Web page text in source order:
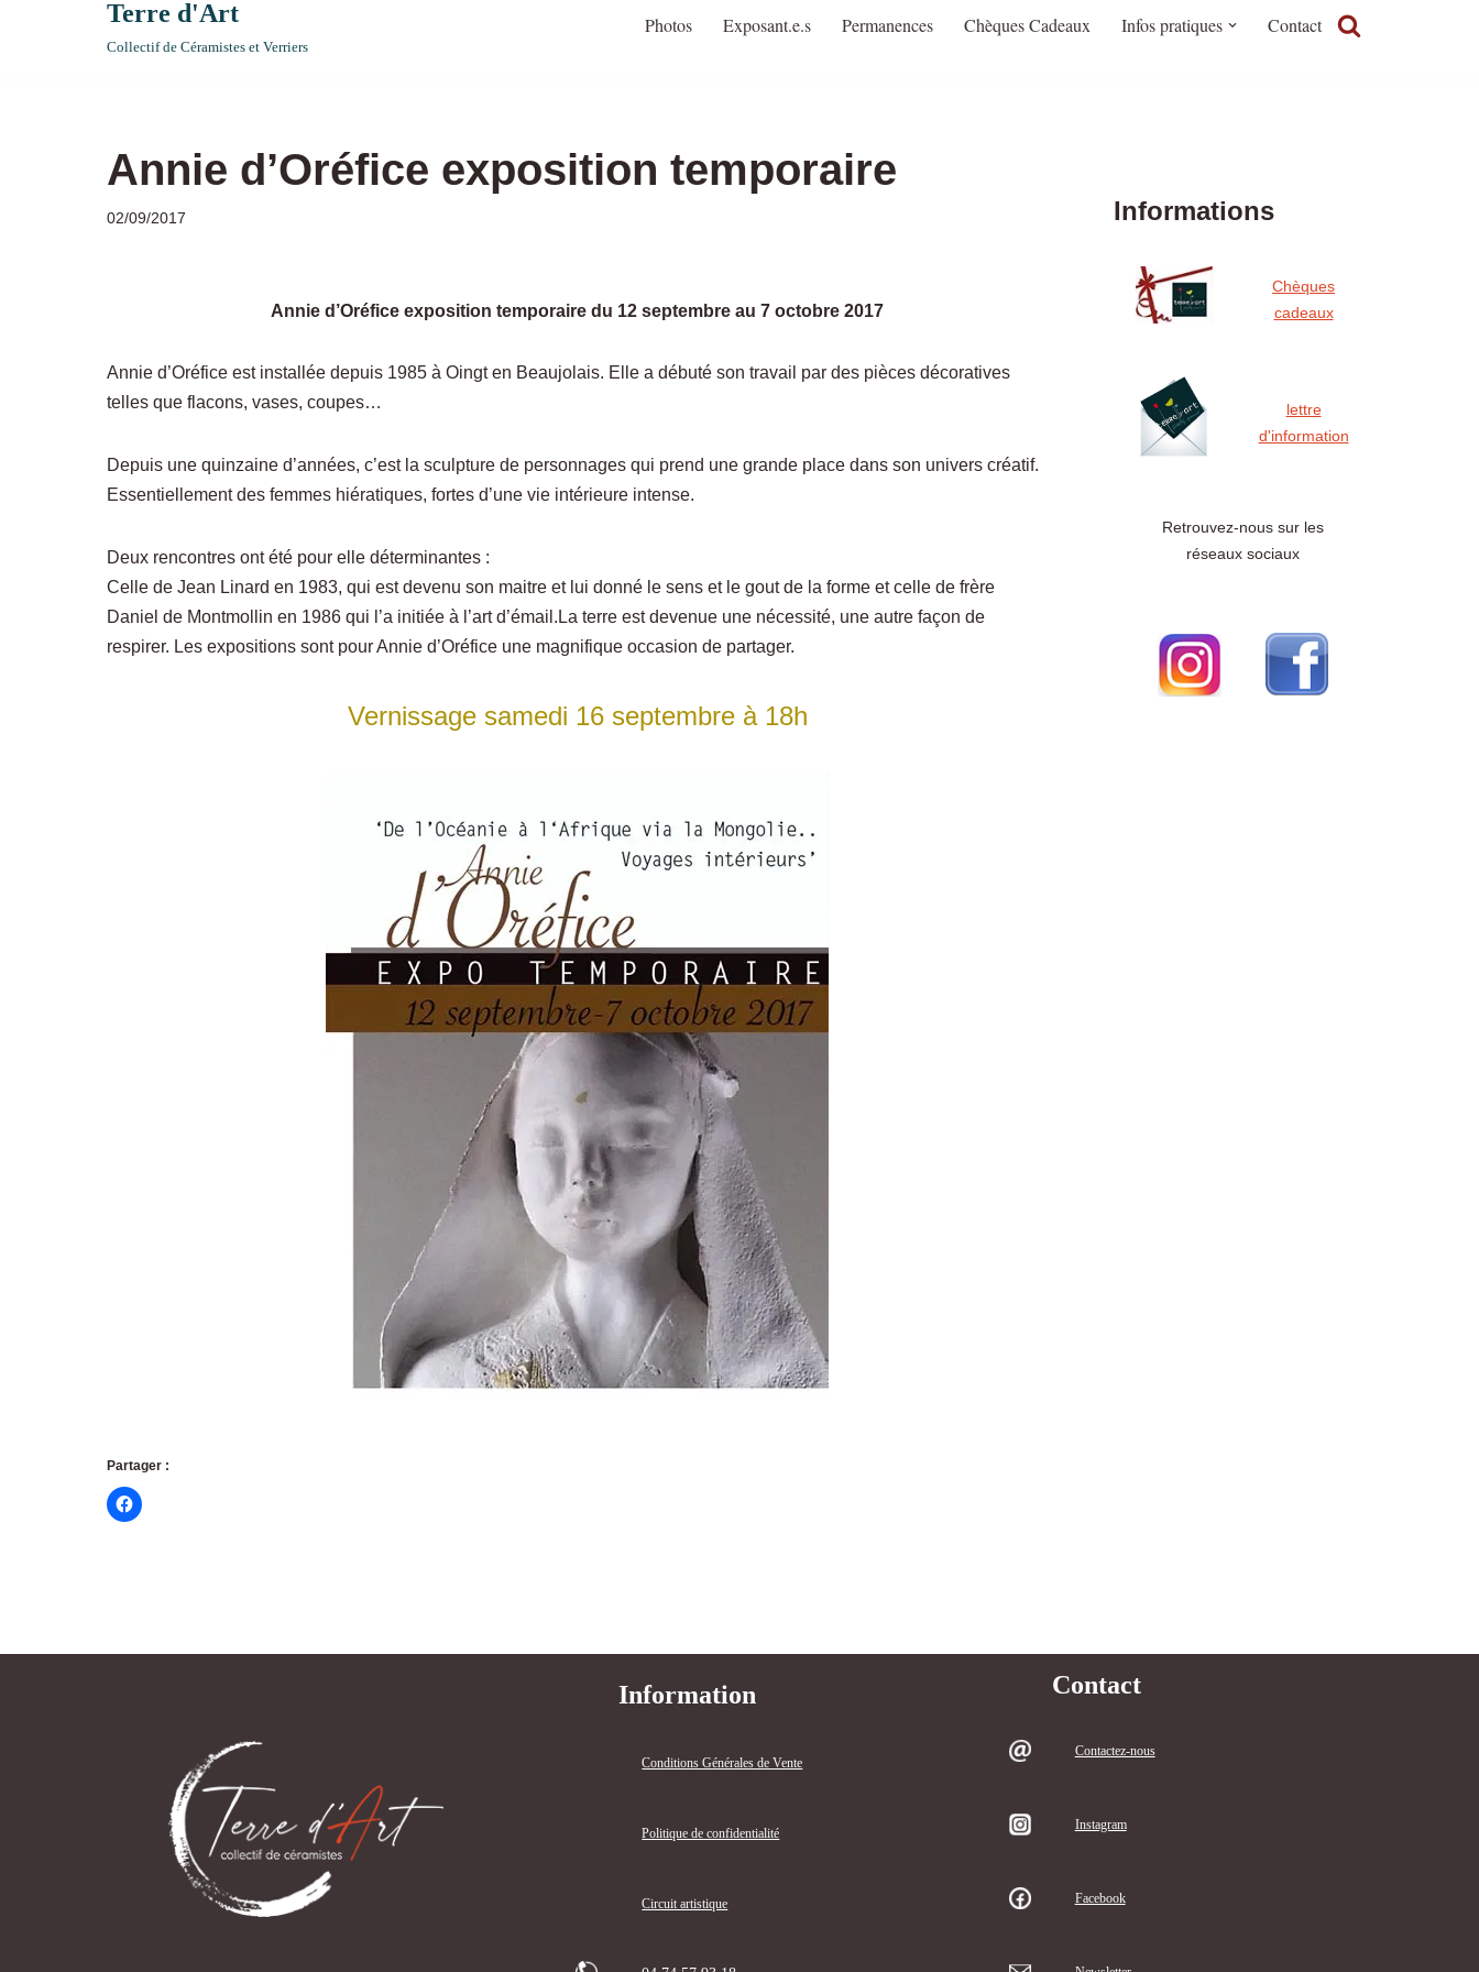
Terre d'Art
Collectif de Céramistes et Verriers
Photos Exposant.e.s Permanences Chèques Cadeaux Infos pratiques Contact
Annie d’Oréfice exposition temporaire
02/09/2017
Annie d’Oréfice exposition temporaire du 12 septembre au 7 octobre 2017
Annie d’Oréfice est installée depuis 1985 à Oingt en Beaujolais. Elle a débuté son travail par des pièces décoratives
telles que flacons, vases, coupes…
Depuis une quinzaine d’années, c’est la sculpture de personnages qui prend une grande place dans son univers créatif.
Essentiellement des femmes hiératiques, fortes d’une vie intérieure intense.
Deux rencontres ont été pour elle déterminantes :
Celle de Jean Linard en 1983, qui est devenu son maitre et lui donné le sens et le gout de la forme et celle de frère
Daniel de Montmollin en 1986 qui l’a initiée à l’art d’émail.La terre est devenue une nécessité, une autre façon de
respirer. Les expositions sont pour Annie d’Oréfice une magnifique occasion de partager.
Vernissage samedi 16 septembre à 18h
Partager :
Informations
Chèques
cadeaux
lettre
d'information
Retrouvez-nous sur les
réseaux sociaux
Information
Conditions Générales de Vente
Politique de confidentialité
Circuit artistique
Contact
Contactez-nous
Instagram
Facebook